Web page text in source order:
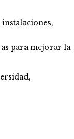
para mejorar la